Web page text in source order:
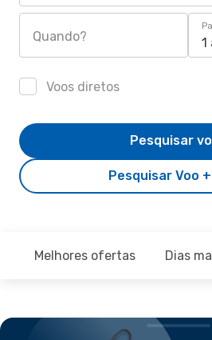
Quando? 1
Voos diretos
Pesquisar Voo
Pesquisar
Melhores ofertas Dias